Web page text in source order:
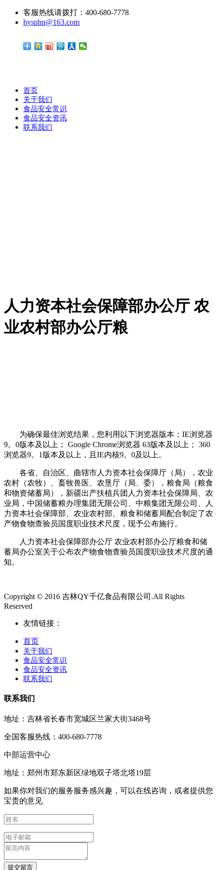
客服热线请拨打：400-680-7778
hysphn@163.com
首页
关于我们
食品安全常识
食品安全资讯
联系我们
人力资本社会保障部办公厅 农
业农村部办公厅粮
为确保最佳浏览结果，您利用以下浏览器版本：IE浏览器
9。0版本及以上； Google Chrome浏览器 63版本及以上； 360
浏览器9。1版本及以上，且IE内核9。0及以上。
各省、自治区、曲辖市人力资本社会保障厅（局），农业
农村（农牧）、畜牧兽医、农垦厅（局、委），粮食局（粮食
和物资储蓄局），新疆出产扶植兵团人力资本社会保障局、农
业局，中国储蓄粮办理集团无限公司、中粮集团无限公司、人
力资本社会保障部、农业农村部、粮食和储蓄局配合制定了农
产物食物查验员国度职业技术尺度，现予公布施行。
人力资本社会保障部办公厅 农业农村部办公厅粮食和储
蓄局办公室关于公布农产物食物查验员国度职业技术尺度的通
知。
Copyright © 2016 吉林QY千亿食品有限公司.All Rights
Reserved
友情链接：
首页
关于我们
食品安全常识
食品安全资讯
联系我们
联系我们
地址：吉林省长春市宽城区兰家大街3468号
全国客服热线：400-680-7778
中部运营中心
地址：郑州市郑东新区绿地双子塔北塔19层
如果你对我们的服务服务感兴趣，可以在线咨询，或者提供您
宝贵的意见
提交留言